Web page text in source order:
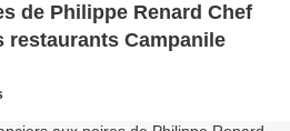
de Philippe Renard Chef
restaurants Campanile